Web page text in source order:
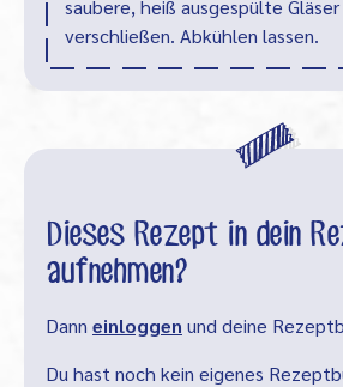
saubere, heiß ausgespülte
verschließen. Abkühlen lassen.
Dieses Rezept in dein
aufnehmen?
Dann einloggen und deine
Du hast noch kein eigenes